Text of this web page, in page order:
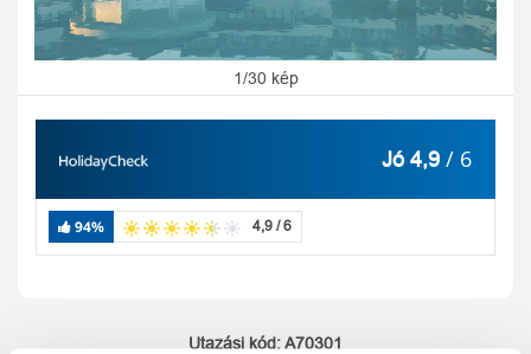
1/30 kép
Jó 4,9 / 6
94% 4,9 / 6
Utazási kód:A70301